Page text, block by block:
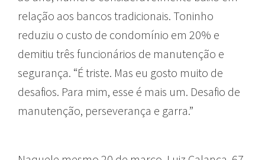
relação aos bancos tradicionais. Toninho
reduziu o custo de condomínio em 20% e
demitiu três funcionários de manutenção e
segurança. “É triste. Mas eu gosto muito de
desafios. Para mim, esse é mais um. Desafio de
manutenção, perseverança e garra.”